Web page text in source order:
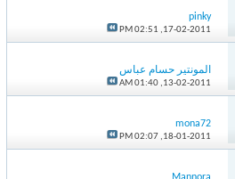
pinky
17-02-2011,
02:51 PM
المونتير حسام عباس
13-02-2011,
01:40 AM
mona72
18-01-2011,
02:07 PM
Mannora